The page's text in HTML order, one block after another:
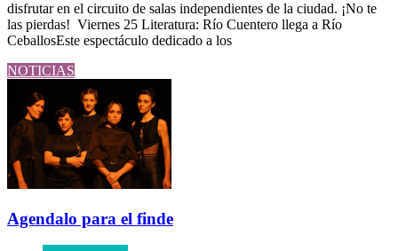
disfrutar en el circuito de salas independientes de la ciudad. ¡No te
las pierdas! Viernes 25 Literatura: Río Cuentero llega a Río
CeballosEste espectáculo dedicado a los
NOTICIAS
Agendalo para el finde